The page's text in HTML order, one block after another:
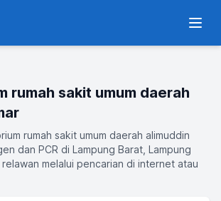
rumah sakit umum daerah
rumah sakit umum daerah alimuddin
dan PCR di Lampung Barat, Lampung
melalui pencarian di internet atau